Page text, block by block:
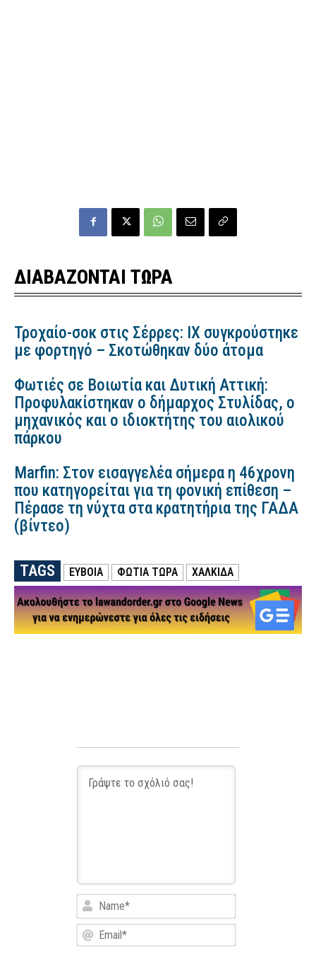
ΔΙΑΒΑΖΟΝΤΑΙ ΤΩΡΑ
Τροχαίο-σοκ στις Σέρρες: ΙΧ συγκρούστηκε
με φορτηγό – Σκοτώθηκαν δύο άτομα
Φωτιές σε Βοιωτία και Δυτική Αττική:
Προφυλακίστηκαν ο δήμαρχος Στυλίδας, ο
μηχανικός και ο ιδιοκτήτης του αιολικού
πάρκου
Marfin: Στον εισαγγελέα σήμερα η 46χρονη
που κατηγορείται για τη φονική επίθεση –
Πέρασε τη νύχτα στα κρατητήρια της ΓΑΔΑ
(βίντεο)
TAGS ΕΥΒΟΙΑ ΦΩΤΙΑ ΤΩΡΑ ΧΑΛΚΙΔΑ
Name*
Email*